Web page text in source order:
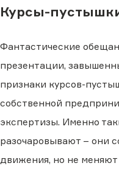
Курсы-
Фантастические
презентации,
признаки курсов-
собственной
экспертизы. Именно
разочаровывают – они
движения, но не меняют